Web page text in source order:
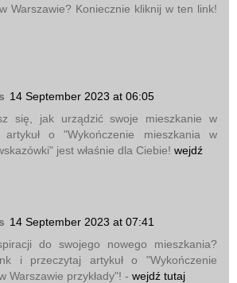
Warszawie? Koniecznie kliknij w ten link!
14 September 2023 at 06:05
się, jak urządzić swoje mieszkanie w
o "Wykończenie mieszkania w
jest właśnie dla Ciebie! wejdź
14 September 2023 at 07:41
do swojego nowego mieszkania?
i przeczytaj artykuł o "Wykończenie
Warszawie przykłady"! - wejdź tutaj